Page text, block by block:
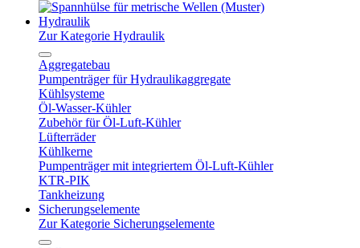
Hydraulik
Zur Kategorie Hydraulik
Aggregatebau
Pumpenträger für Hydraulikaggregate
Kühlsysteme
Öl-Wasser-Kühler
Zubehör für Öl-Luft-Kühler
Lüfterräder
Kühlkerne
Pumpenträger mit integriertem Öl-Luft-Kühler
KTR-PIK
Tankheizung
Sicherungselemente
Zur Kategorie Sicherungselemente